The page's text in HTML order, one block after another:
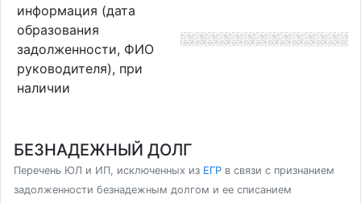
информация (дата
образования
задолженности, ФИО
руководителя), при
наличии
БЕЗНАДЕЖНЫЙ ДОЛГ
Перечень ЮЛ и ИП, исключенных из ЕГР в связи с признанием
задолженности безнадежным долгом и ее списанием